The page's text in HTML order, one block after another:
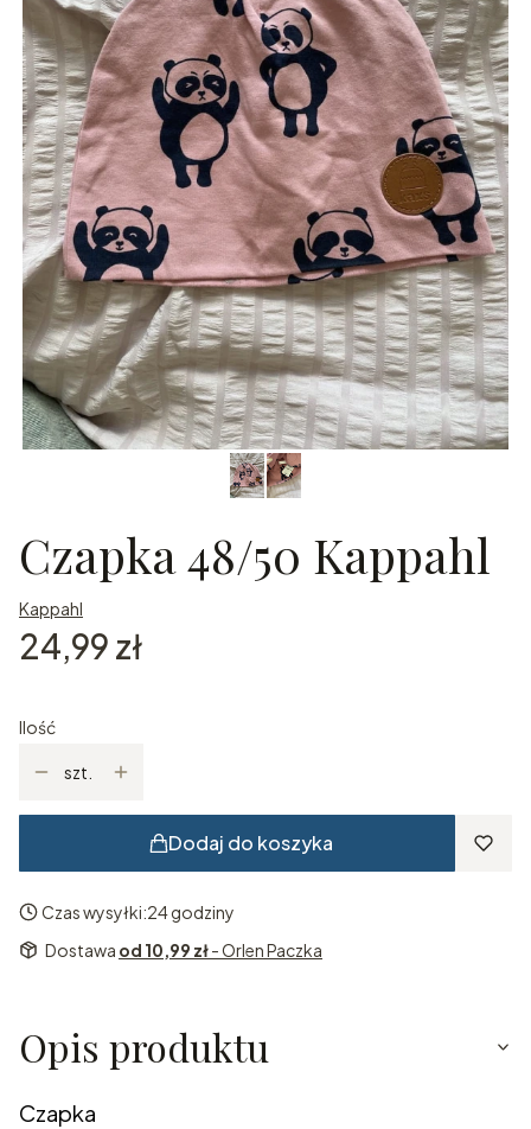
Czapka 48/50 Kappahl
Kappahl
Cena
24,99 zł
Ilość
szt.
Dodaj do koszyka
Czas wysyłki:24 godziny
Dostawa od 10,99 zł- Orlen Paczka
Opis produktu
Czapka